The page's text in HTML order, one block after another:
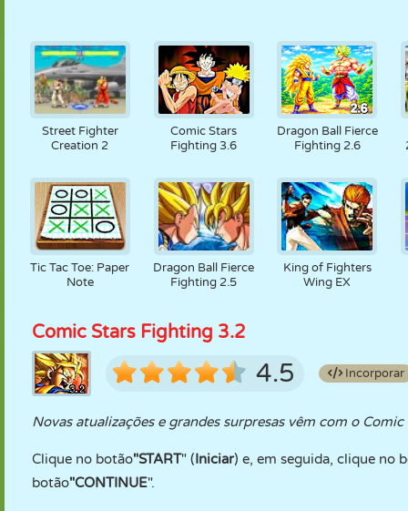
Street Fighter
Creation 2
Comic Stars
Fighting 3.6
Dragon Ball Fierce
Fighting 2.6
Tic Tac Toe: Paper
Note
Dragon Ball Fierce
Fighting 2.5
King of Fighters
Wing EX
Comic Stars Fighting 3.2
4.5 Incorporar
Novas atualizações e grandes surpresas vêm com o
Clique no botão"START" (Iniciar) e, em seguida, clique no
botão"CONTINUE".